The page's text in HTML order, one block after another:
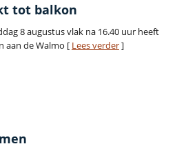
tot balkon
8 augustus vlak na 16.40 uur heeft
aan de Walmo [ Lees verder]